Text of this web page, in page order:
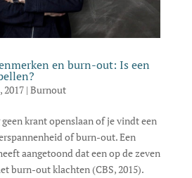
en burn-out: Is een
2017| Burnout
krant openslaan of je vindt een
of burn-out. Een
aangetoond dat een op de zeven
burn-out klachten (CBS, 2015).